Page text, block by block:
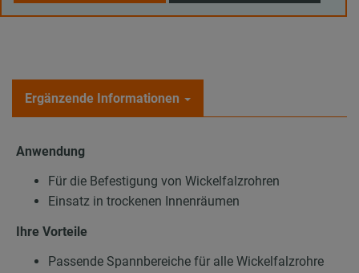
Ergänzende Informationen
Anwendung
Für die Befestigung von Wickelfalzrohren
Einsatz in trockenen Innenräumen
Ihre Vorteile
Passende Spannbereiche für alle Wickelfalzrohre